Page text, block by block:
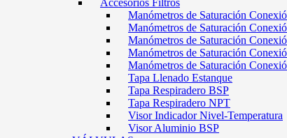
Accesorios Filtros
Manómetros de Saturación
Manómetros de Saturación
Manómetros de Saturación
Manómetros de Saturación
Manómetros de Saturación
Tapa Llenado Estanque
Tapa Respiradero BSP
Tapa Respiradero NPT
Visor Indicador Nivel-Temperatura
Visor Aluminio BSP